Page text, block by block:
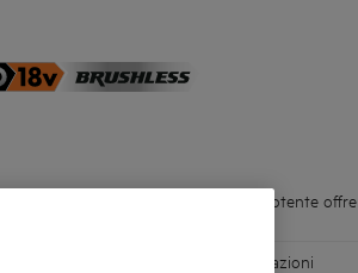
Sub Compact compatto e potente offre
massimo controllo in tutte le applicazioni